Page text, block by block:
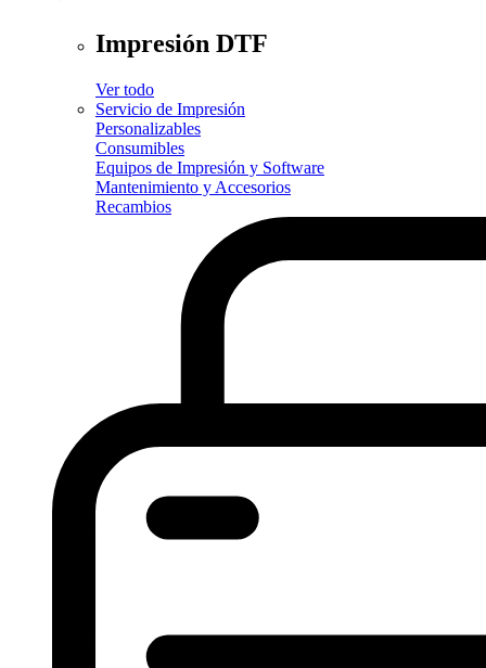
Impresión DTF
Ver todo
Servicio de Impresión
Personalizables
Consumibles
Equipos de Impresión y Software
Mantenimiento y Accesorios
Recambios